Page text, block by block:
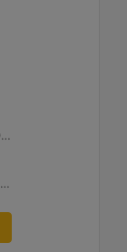
221 1.600 dev/dk.da lb-ft - 300 1.600 dev/dk.da Nm
EU Stage V/U.S. EPA Tier 4 Final/ Japan 2014 (Tier 4 Final)